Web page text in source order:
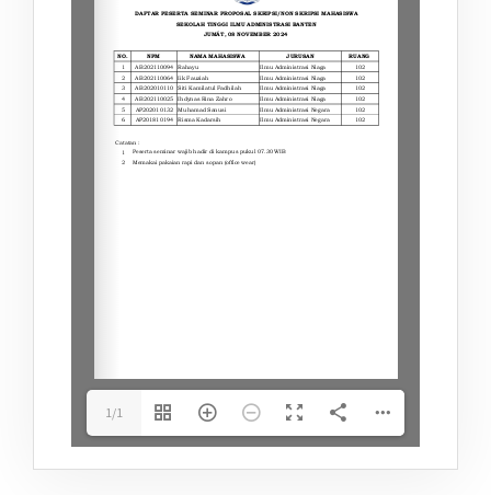
1/1